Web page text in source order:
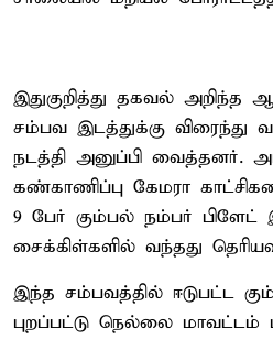
இதுகுறித்து தகவல் அறிந்த
சம்பவ இடத்துக்கு விரைந்து
நடத்தி அனுப்பி வைத்தனர்.
கண்காணிப்பு கேமரா
9 பேர் கும்பல் நம்பர்
சைக்கிள்களில் வந்தது
இந்த சம்பவத்தில் ஈடுபட்ட
புறப்பட்டு நெல்லை மாவட்டம்